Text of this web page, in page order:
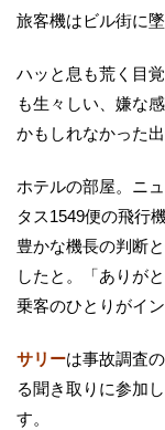
旅客機はビル街に墜
ハッと息も荒く目
も生々しい、嫌な
かもしれなかった出
ホテルの部屋。ニ
タス1549便の飛行
豊かな機長の判断
したと。「ありが
乗客のひとりがイ
サリーは事故調査
る聞き取りに参加し
す。